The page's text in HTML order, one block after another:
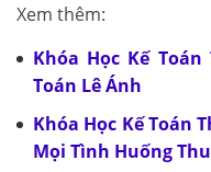
Xem thêm:
Khóa Học Kế
Toán Lê Ánh
Khóa Học Kế Toán
Mọi Tình Huống